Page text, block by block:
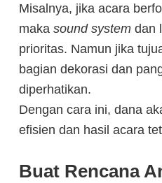
Misalnya, jika acara
maka sound system dan
prioritas. Namun jika
bagian dekorasi dan
diperhatikan.
Dengan cara ini, dana
efisien dan hasil acara
Buat Rencana